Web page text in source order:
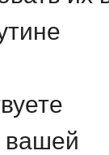
вашей